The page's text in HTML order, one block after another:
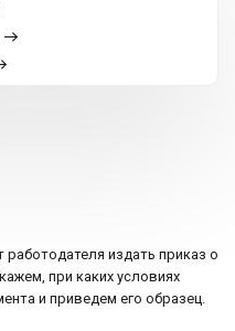
издать приказ о
при каких условиях
и приведем его образец.